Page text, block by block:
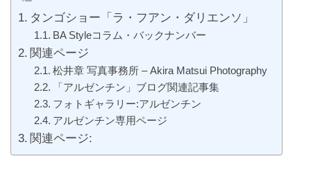
タンゴショー「ラ・フアン・ダリエンソ」
BA Styleコラム・バックナンバー
関連ページ
松井章 写真事務所 – Akira Matsui Photography
「アルゼンチン」ブログ関連記事集
フォトギャラリー:アルゼンチン
アルゼンチン専用ページ
関連ページ: